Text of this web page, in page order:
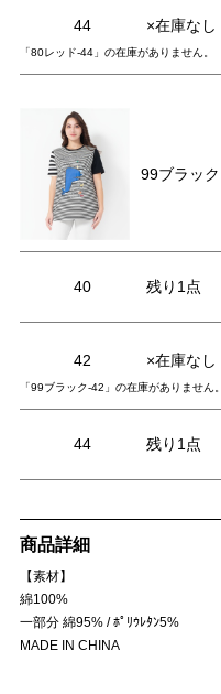
44 ×在庫なし
「80レッド-44」の在庫がありません。
99ブラック
40 残り1点
42 ×在庫なし
「99ブラック-42」の在庫がありません。
44 残り1点
商品詳細
【素材】
綿100%
一部分 綿95% / ﾎﾟﾘｳﾚﾀﾝ5%
MADE IN CHINA